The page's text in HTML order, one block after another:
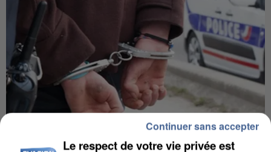
Le respect de votre vie privée est
Continuer sans accepter